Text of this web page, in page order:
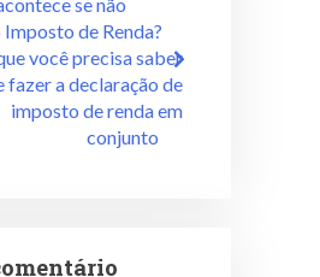
se não
de Renda?
você precisa saber
fazer a declaração de
imposto de renda em
conjunto